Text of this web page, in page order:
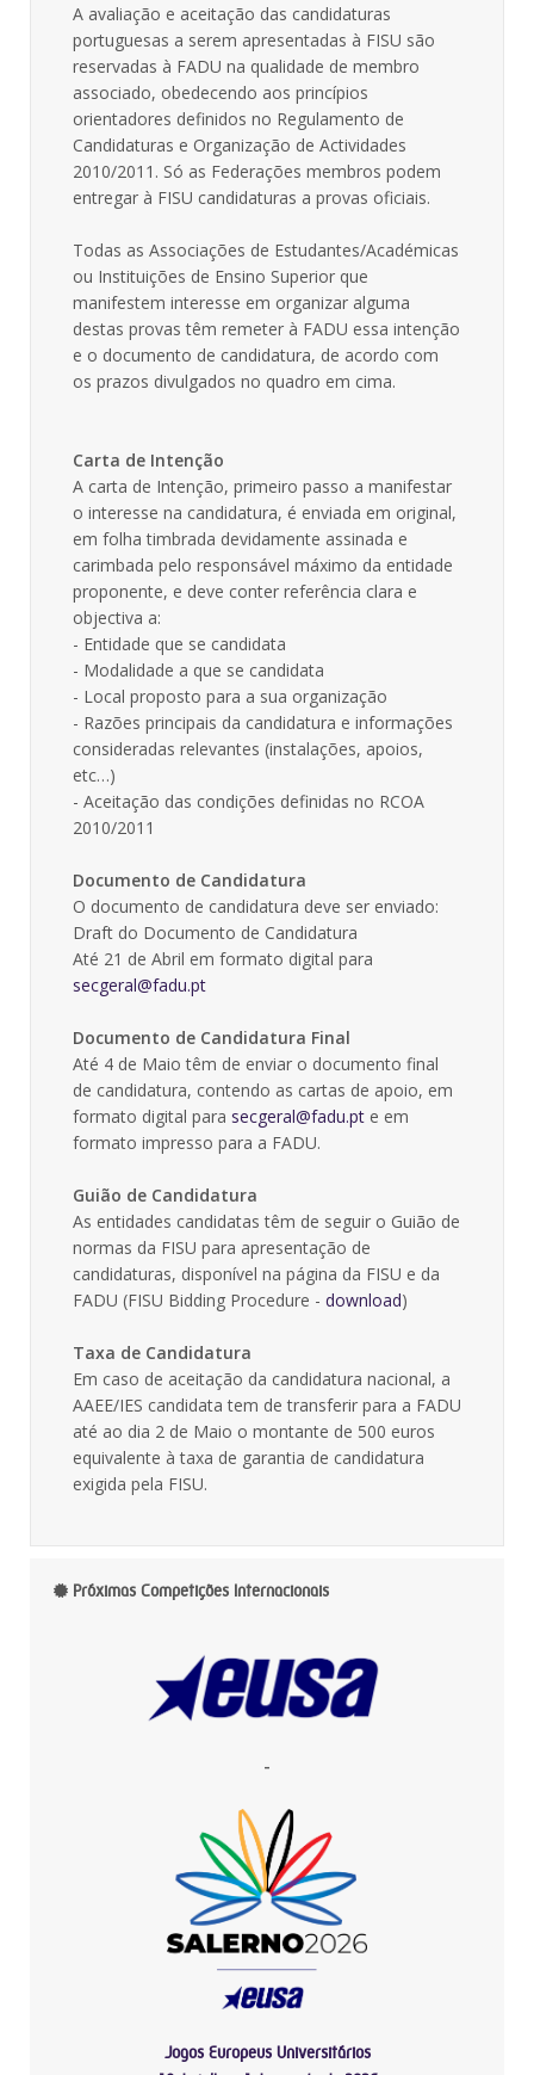
A avaliação e aceitação das candidaturas
portuguesas a serem apresentadas à FISU são
reservadas à FADU na qualidade de membro
associado, obedecendo aos princípios
orientadores definidos no Regulamento de
Candidaturas e Organização de Actividades
2010/2011. Só as Federações membros podem
entregar à FISU candidaturas a provas oficiais.
Todas as Associações de Estudantes/Académicas
ou Instituições de Ensino Superior que
manifestem interesse em organizar alguma
destas provas têm remeter à FADU essa intenção
e o documento de candidatura, de acordo com
os prazos divulgados no quadro em cima.
Carta de Intenção
A carta de Intenção, primeiro passo a manifestar
o interesse na candidatura, é enviada em original,
em folha timbrada devidamente assinada e
carimbada pelo responsável máximo da entidade
proponente, e deve conter referência clara e
objectiva a:
- Entidade que se candidata
- Modalidade a que se candidata
- Local proposto para a sua organização
- Razões principais da candidatura e informações
consideradas relevantes (instalações, apoios,
etc…)
- Aceitação das condições definidas no RCOA
2010/2011
Documento de Candidatura
O documento de candidatura deve ser enviado:
Draft do Documento de Candidatura
Até 21 de Abril em formato digital para
secgeral@fadu.pt
Documento de Candidatura Final
Até 4 de Maio têm de enviar o documento final
de candidatura, contendo as cartas de apoio, em
formato digital para secgeral@fadu.pt e em
formato impresso para a FADU.
Guião de Candidatura
As entidades candidatas têm de seguir o Guião de
normas da FISU para apresentação de
candidaturas, disponível na página da FISU e da
FADU (FISU Bidding Procedure - download)
Taxa de Candidatura
Em caso de aceitação da candidatura nacional, a
AAEE/IES candidata tem de transferir para a FADU
até ao dia 2 de Maio o montante de 500 euros
equivalente à taxa de garantia de candidatura
exigida pela FISU.
Próximas Competições Internacionais
-
Jogos Europeus Universitários